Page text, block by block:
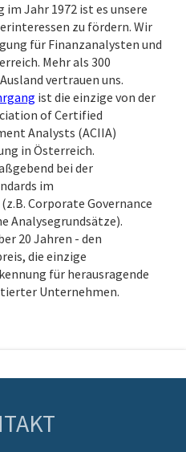
im Jahr 1972 ist es unsere
zu fördern. Wir
für Finanzanalysten und
Mehr als 300
vertrauen uns.
ist die einzige von der
of Certified
Analysts (ACIIA)
in Österreich.
bei der
im
Corporate Governance
Analysegrundsätze).
20 Jahren - den
die einzige
für herausragende
Unternehmen.